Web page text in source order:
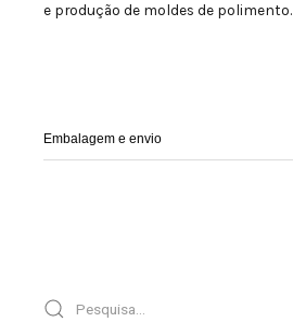
e produção de moldes de polimento.
Embalagem e envio